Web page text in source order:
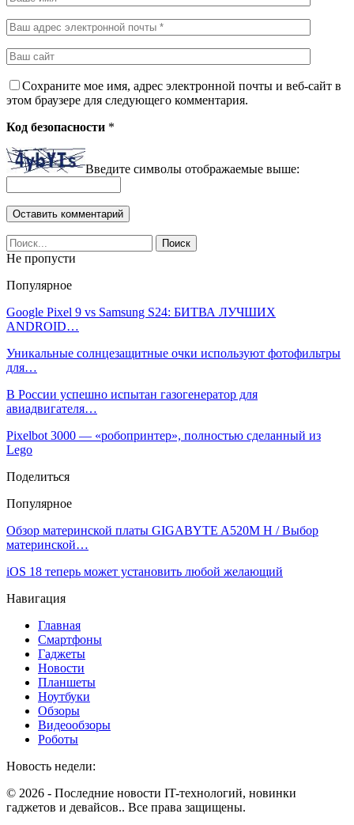
Сохраните мое имя, адрес электронной почты и веб-сайт в
этом браузере для следующего комментария.
Код безопасности *
Введите символы отображаемые выше:
Не пропусти
Популярное
Google Pixel 9 vs Samsung S24: БИТВА ЛУЧШИХ
ANDROID…
Уникальные солнцезащитные очки используют фотофильтры
для…
В России успешно испытан газогенератор для
авиадвигателя…
Pixelbot 3000 — «робопринтер», полностью сделанный из
Lego
Поделиться
Популярное
Обзор материнской платы GIGABYTE A520M H / Выбор
материнской…
iOS 18 теперь может установить любой желающий
Навигация
Главная
Смартфоны
Гаджеты
Новости
Планшеты
Ноутбуки
Обзоры
Видеообзоры
Роботы
Новость недели:
© 2026 - Последние новости IT-технологий, новинки
гаджетов и девайсов.. Все права защищены.